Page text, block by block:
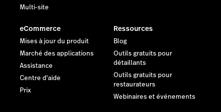
Multi-site
eCommerce
Mises à jour du produit
Marché des applications
Assistance
Centre d'aide
Prix
Ressources
Blog
Outils gratuits pour
détaillants
Outils gratuits pour
restaurateurs
Webinaires et événements